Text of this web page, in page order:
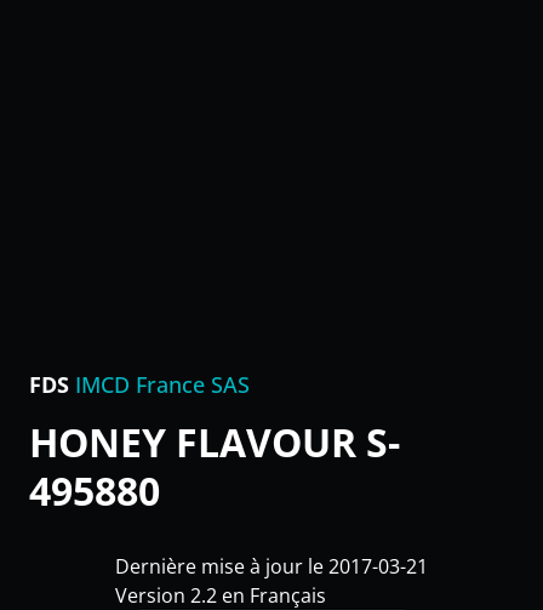
HONEY FLAVOUR S-
495880
FDS IMCD France SAS
Dernière mise à jour le 2017-03-21
Version 2.2 en Français